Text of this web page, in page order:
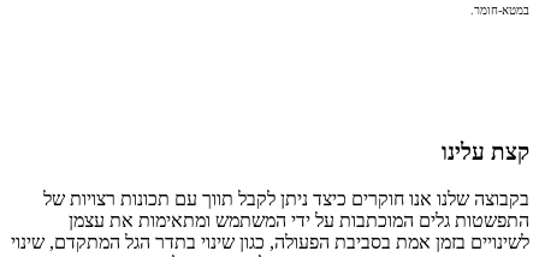
במטא-חומר.
קצת עלינו
בקבוצה שלנו אנו חוקרים כיצד ניתן לקבל תווך עם תכונות רצויות של
התפשטות גלים המוכתבות על ידי המשתמש ומתאימות את עצמן
לשינויים בזמן אמת בסביבת הפעולה, כגון שינוי בתדר הגל המתקדם, שינוי